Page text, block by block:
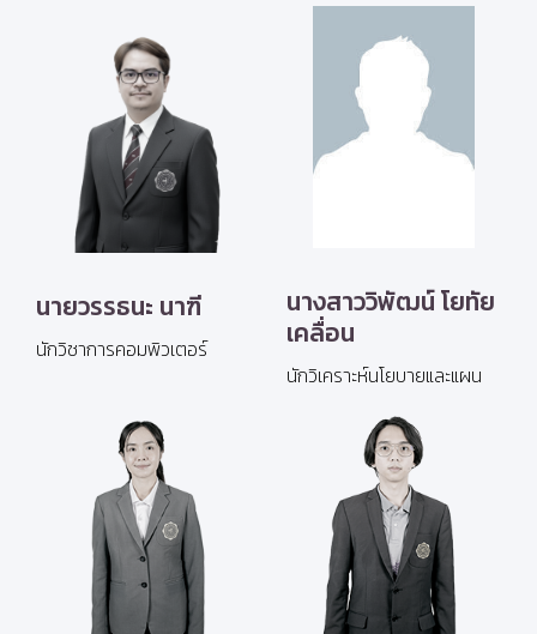
นายวรรธนะ นาฑี
นักวิชาการคอมพิวเตอร์
นางสาววิพัฒน์ โยทัย
เคลื่อน
นักวิเคราะห์นโยบายและแผน